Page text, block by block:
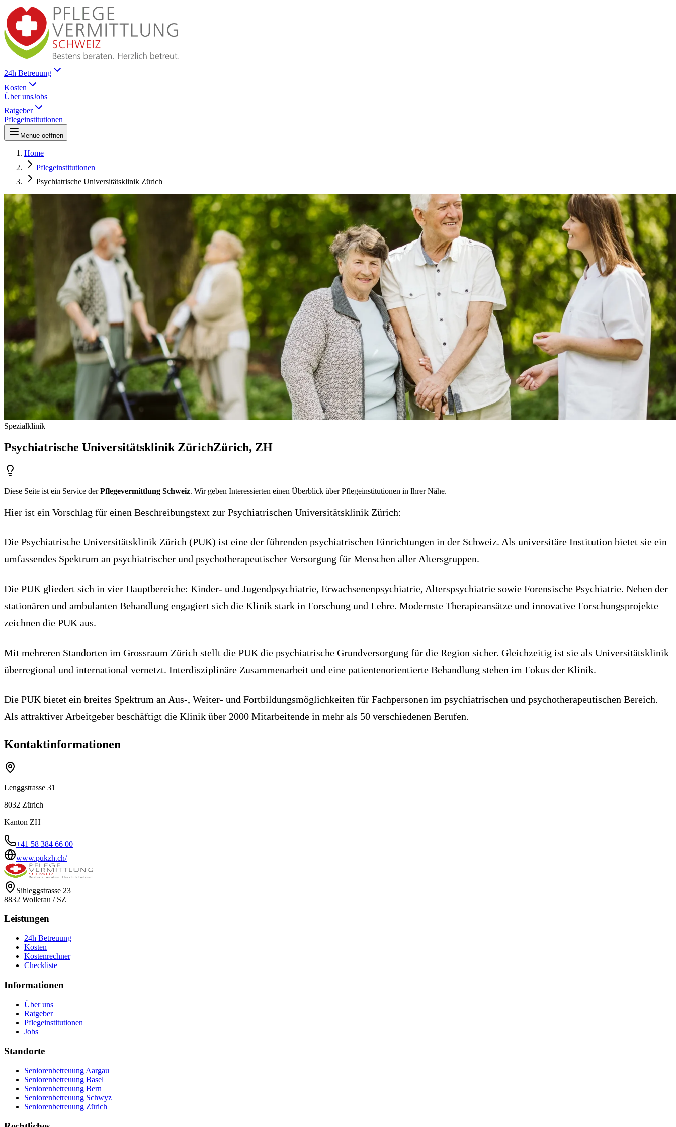
24h Betreuung
Kosten
Über unsJobs
Ratgeber
Pflegeinstitutionen
Menue oeffnen
Home
Pflegeinstitutionen
Psychiatrische Universitätsklinik Zürich
Spezialklinik
Psychiatrische Universitätsklinik ZürichZürich, ZH
Diese Seite ist ein Service derPflegevermittlung Schweiz. Wir geben Interessierten einen Überblick über Pflegeinstitutionen in Ihrer Nähe.
Hier ist ein Vorschlag für einen Beschreibungstext zur Psychiatrischen Universitätsklinik Zürich:
Die Psychiatrische Universitätsklinik Zürich (PUK) ist eine der führenden psychiatrischen Einrichtungen in der Schweiz. Als universitäre Institution bietet sie ein
umfassendes Spektrum an psychiatrischer und psychotherapeutischer Versorgung für Menschen aller Altersgruppen.
Die PUK gliedert sich in vier Hauptbereiche: Kinder- und Jugendpsychiatrie, Erwachsenenpsychiatrie, Alterspsychiatrie sowie Forensische Psychiatrie. Neben der
stationären und ambulanten Behandlung engagiert sich die Klinik stark in Forschung und Lehre. Modernste Therapieansätze und innovative Forschungsprojekte
zeichnen die PUK aus.
Mit mehreren Standorten im Grossraum Zürich stellt die PUK die psychiatrische Grundversorgung für die Region sicher. Gleichzeitig ist sie als Universitätsklinik
überregional und international vernetzt. Interdisziplinäre Zusammenarbeit und eine patientenorientierte Behandlung stehen im Fokus der Klinik.
Die PUK bietet ein breites Spektrum an Aus-, Weiter- und Fortbildungsmöglichkeiten für Fachpersonen im psychiatrischen und psychotherapeutischen Bereich.
Als attraktiver Arbeitgeber beschäftigt die Klinik über 2000 Mitarbeitende in mehr als 50 verschiedenen Berufen.
Kontaktinformationen
Lenggstrasse 31
8032 Zürich
Kanton ZH
+41 58 384 66 00
www.pukzh.ch/
Sihleggstrasse 23
8832 Wollerau / SZ
Leistungen
24h Betreuung
Kosten
Kostenrechner
Checkliste
Informationen
Über uns
Ratgeber
Pflegeinstitutionen
Jobs
Standorte
Seniorenbetreuung Aargau
Seniorenbetreuung Basel
Seniorenbetreuung Bern
Seniorenbetreuung Schwyz
Seniorenbetreuung Zürich